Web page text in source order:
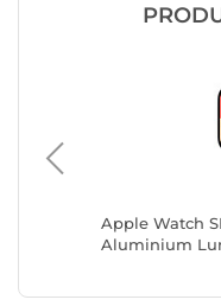
Apple Watch
Aluminium